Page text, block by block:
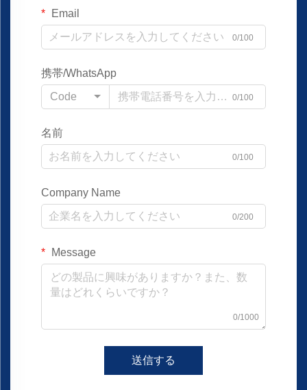
Email
0/100
携帯/WhatsApp
Code
0/100
名前
0/100
Company Name
0/200
Message
0/1000
送信する